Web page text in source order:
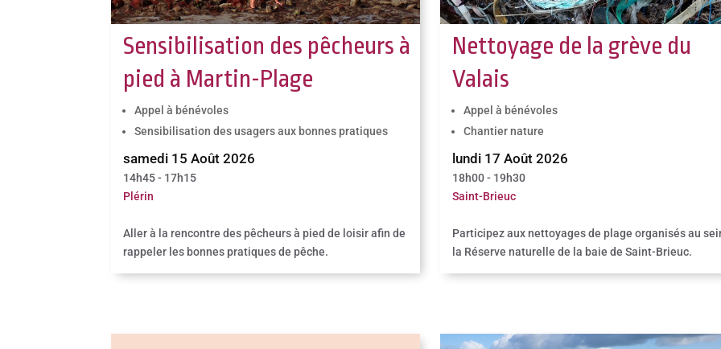
Sensibilisation des pêcheurs à
pied à Martin-Plage
Appel à bénévoles
Sensibilisation des usagers aux bonnes pratiques
samedi 15 Août 2026
14h45 - 17h15
Plérin
Aller à la rencontre des pêcheurs à pied de loisir afin de
rappeler les bonnes pratiques de pêche.
Nettoyage de la grève du
Valais
Appel à bénévoles
Chantier nature
lundi 17 Août 2026
18h00 - 19h30
Saint-Brieuc
Participez aux nettoyages de plage organisés au
la Réserve naturelle de la baie de Saint-Brieuc.